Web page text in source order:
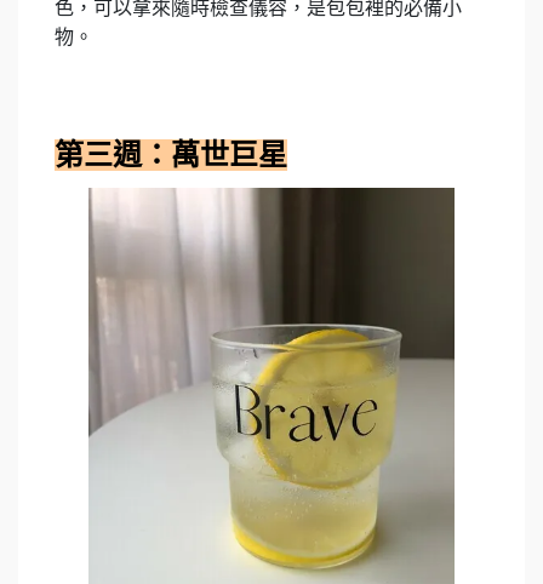
色，可以拿來隨時檢查儀容，是包包裡的必備小
物。
第三週：萬世巨星